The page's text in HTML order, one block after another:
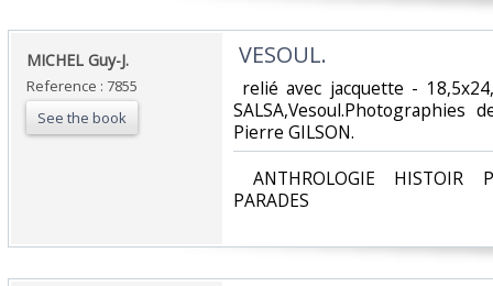
‎MICHEL Guy-J.‎
Reference : 7855
See the book
‎ VESOUL.‎
relié avec jacquette -
SALSA,Vesoul.Photographies
Pierre GILSON. ‎
ANTHROLOGIE HISTOIR
PARADES‎